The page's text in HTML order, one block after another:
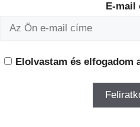
E-mail
Elolvastam és elfogadom